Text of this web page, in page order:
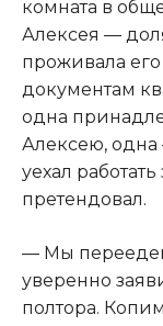
комната в
Алексея —
проживала его
документам
одна
Алексею,
уехал
претендовал.
— Мы
уверенно
полтора.